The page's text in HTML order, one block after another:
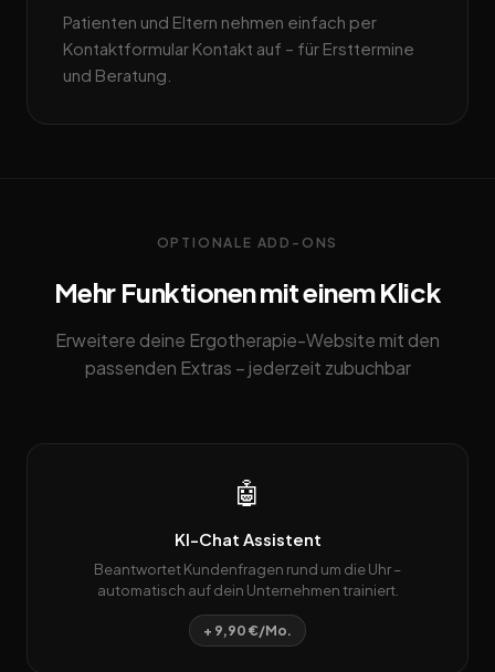
Patienten und Eltern nehmen einfach per
Kontaktformular Kontakt auf – für Ersttermine
und Beratung.
OPTIONALE ADD-ONS
Mehr Funktionen mit einem Klick
Erweitere deine Ergotherapie-Website mit den
passenden Extras – jederzeit zubuchbar
🤖
KI-Chat Assistent
Beantwortet Kundenfragen rund um die Uhr –
automatisch auf dein Unternehmen trainiert.
+ 9,90 €/Mo.